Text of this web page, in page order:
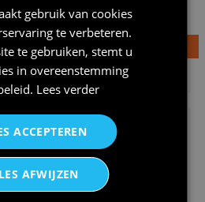
€24,95
hals t-shirt prinses v...
€24,95
gebruik van cookies
te verbeteren.
te gebruiken, stemt u
in overeenstemming
. Lees verder
ACCEPTEREN
AFWIJZEN